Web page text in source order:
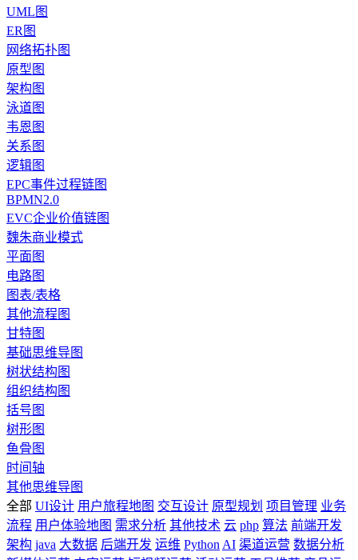
UML图
ER图
网络拓扑图
原型图
架构图
泳道图
韦恩图
关系图
逻辑图
EPC事件过程链图
BPMN2.0
EVC企业价值链图
魏朱商业模式
平面图
电路图
图表/表格
其他流程图
甘特图
基础思维导图
树状结构图
组织结构图
括号图
树形图
鱼骨图
时间轴
其他思维导图
全部 UI设计 用户旅程地图 交互设计 原型规划 项目管理 业务
流程 用户体验地图 需求分析 其他技术 云 php 算法 前端开发
架构 java 大数据 后端开发 运维 Python AI 渠道运营 数据分析